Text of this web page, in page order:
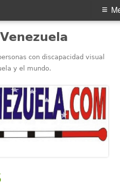
con discapacidad visual
y el mundo.